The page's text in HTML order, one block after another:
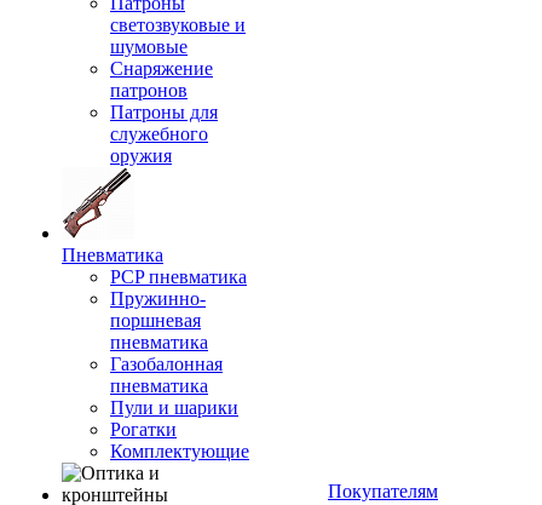
светозвуковые и
шумовые
Снаряжение
патронов
Патроны для
служебного
оружия
Пневматика
PCP пневматика
Пружинно-
поршневая
пневматика
Газобалонная
пневматика
Пули и шарики
Рогатки
Комплектующие
Покупателям